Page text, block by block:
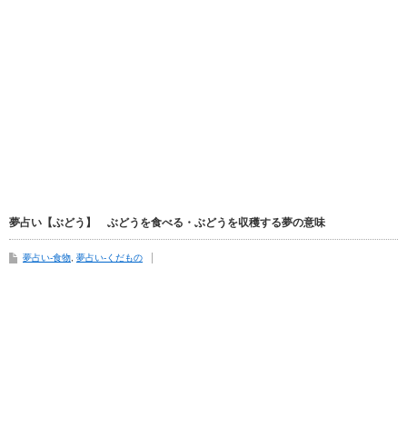
夢占い【ぶどう】 ぶどうを食べる・ぶどうを収穫する夢の意味
夢占い-食物, 夢占い-くだもの